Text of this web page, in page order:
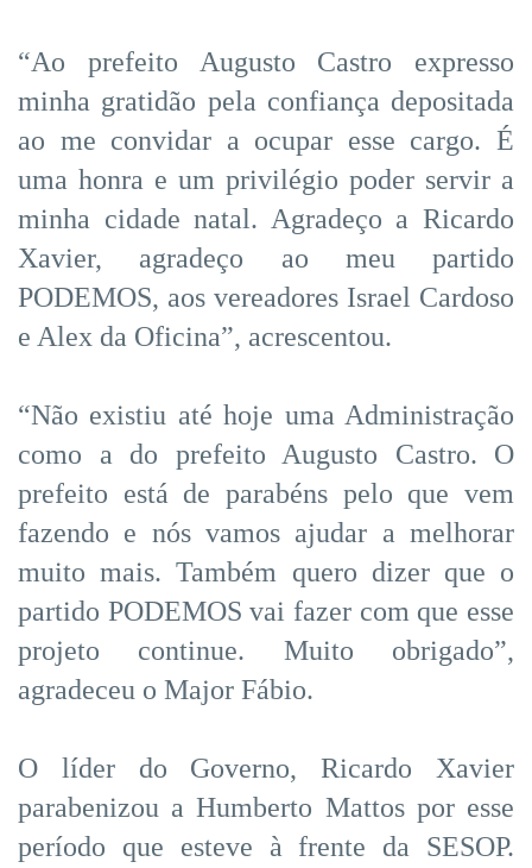
“Ao prefeito Augusto Castro expresso
minha gratidão pela confiança depositada
ao me convidar a ocupar esse cargo. É
uma honra e um privilégio poder servir a
minha cidade natal. Agradeço a Ricardo
Xavier, agradeço ao meu partido
PODEMOS, aos vereadores Israel Cardoso
e Alex da Oficina”, acrescentou.
“Não existiu até hoje uma Administração
como a do prefeito Augusto Castro. O
prefeito está de parabéns pelo que vem
fazendo e nós vamos ajudar a melhorar
muito mais. Também quero dizer que o
partido PODEMOS vai fazer com que esse
projeto continue. Muito obrigado”,
agradeceu o Major Fábio.
O líder do Governo, Ricardo Xavier
parabenizou a Humberto Mattos por esse
período que esteve à frente da SESOP.